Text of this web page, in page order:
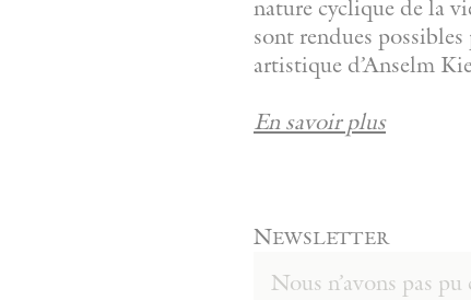
nature cyclique de la
sont rendues
artistique d’Anselm
En savoir plus
Newsletter
Nous n’avons pas